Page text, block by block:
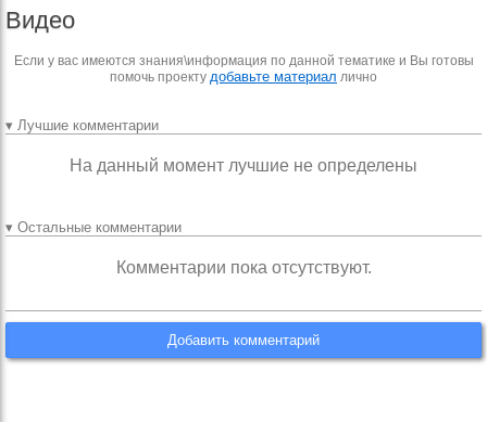
Видео
Если у вас имеются знания\информация по данной тематике и Вы готовы
помочь проекту добавьте материал лично
▾ Лучшие комментарии
На данный момент лучшие не определены
▾ Остальные комментарии
Комментарии пока отсутствуют.
Добавить комментарий